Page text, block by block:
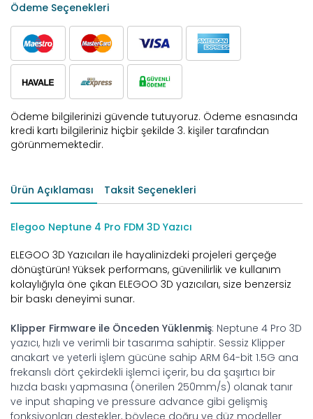
Ödeme Seçenekleri
Ödeme bilgilerinizi güvende tutuyoruz. Ödeme esnasında
kredi kartı bilgileriniz hiçbir şekilde 3. kişiler tarafından
görünmemektedir.
Ürün Açıklaması Taksit Seçenekleri
Elegoo Neptune 4 Pro FDM 3D Yazıcı
ELEGOO 3D Yazıcıları ile hayalinizdeki projeleri gerçeğe
dönüştürün! Yüksek performans, güvenilirlik ve kullanım
kolaylığıyla öne çıkan ELEGOO 3D yazıcıları, size benzersiz
bir baskı deneyimi sunar.
Klipper Firmware ile Önceden Yüklenmiş: Neptune 4 Pro 3D
yazıcı, hızlı ve verimli bir tasarıma sahiptir. Sessiz Klipper
anakart ve yeterli işlem gücüne sahip ARM 64-bit 1.5G ana
frekanslı dört çekirdekli işlemci içerir, bu da şaşırtıcı bir
hızda baskı yapmasına (önerilen 250mm/s) olanak tanır
ve input shaping ve pressure advance gibi gelişmiş
fonksiyonları destekler, böylece doğru ve düz modeller